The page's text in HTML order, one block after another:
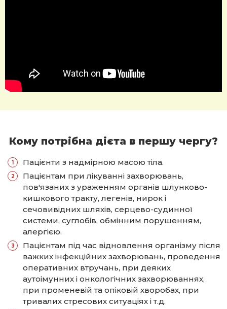
Кому потрібна дієта в першу чергу?
Пацієнти з надмірною масою тіла.
Пацієнтам при лікуванні захворювань,
пов'язаних з ураженням органів шлунково-
кишкового тракту, легенів, нирок і
сечовивідних шляхів, серцево-судинної
системи, суглобів, обмінним порушенням,
алергією.
Пацієнтам під час відновлення організму після
важких інфекційних захворювань, проведення
оперативних втручань, при деяких
аутоімунних і онкологічних захворюваннях,
при променевій та опіковій хворобах, при
тривалих стресових ситуаціях і т.д.